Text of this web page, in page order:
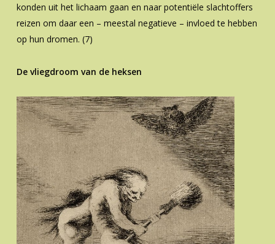
konden uit het lichaam gaan en naar potentiële slachtoffers
reizen om daar een – meestal negatieve – invloed te hebben
op hun dromen. (7)
De vliegdroom van de heksen